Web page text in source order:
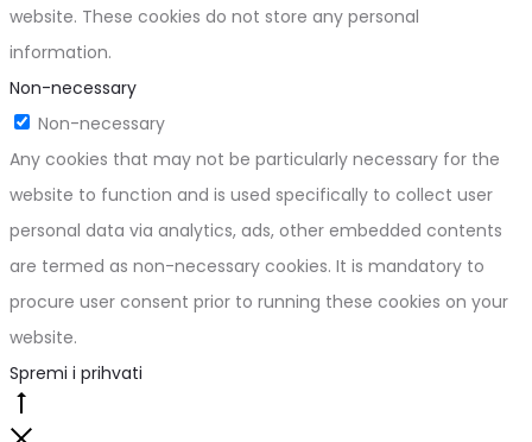
website. These cookies do not store any personal
information.
Non-necessary
Non-necessary
Any cookies that may not be particularly necessary for the
website to function and is used specifically to collect user
personal data via analytics, ads, other embedded contents
are termed as non-necessary cookies. It is mandatory to
procure user consent prior to running these cookies on your
website.
Spremi i prihvati